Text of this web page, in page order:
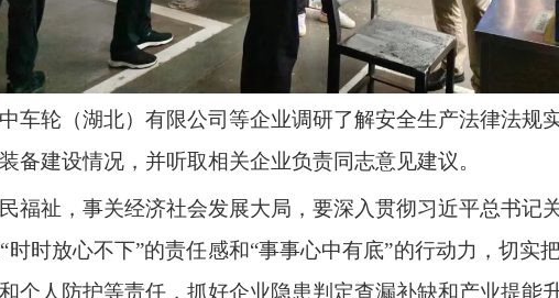
车轮（湖北）有限公司等企业调研了解安全生产法律法规
备建设情况，并听取相关企业负责同志意见建议。
福祉，事关经济社会发展大局，要深入贯彻习近平总书记
时放心不下”的责任感和“事事心中有底”的行动力，切实
个人防护等责任，抓好企业隐患判定查漏补缺和产业提能